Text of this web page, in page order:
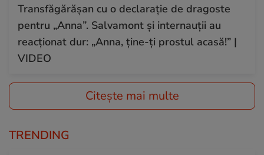
Transfăgărășan cu o declarație de dragoste
pentru „Anna”. Salvamont și internauții au
reacționat dur: „Anna, ține-ți prostul acasă!” |
VIDEO
Citește mai multe
TRENDING